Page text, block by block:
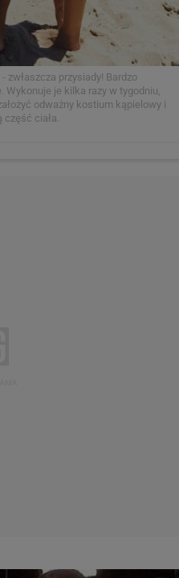
zwłaszcza przysiady! Bardzo
Wykonuje je kilka razy w tygodniu,
odważny kostium kąpielowy i
część ciała.